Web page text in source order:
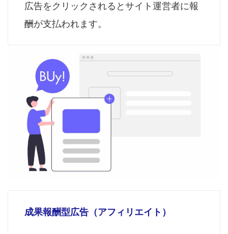
広告をクリックされるとサイト運営者に報
酬が支払われます。
成果報酬型広告（アフィリエイト）